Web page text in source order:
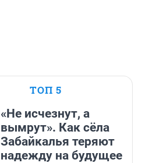
ТОП 5
«Не исчезнут, а
вымрут». Как сёла
Забайкалья теряют
надежду на будущее